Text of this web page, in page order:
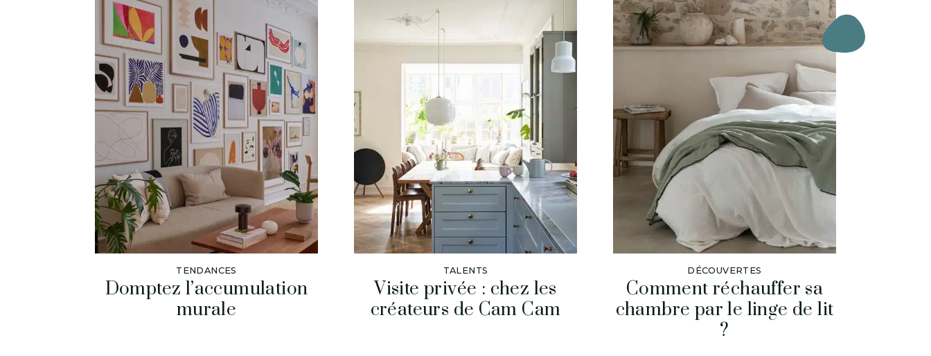
TENDANCES
Domptez l’accumulation
murale
TALENTS
Visite privée : chez les
créateurs de Cam Cam
DÉCOUVERTES
Comment réchauffer sa
chambre par le linge de lit
?